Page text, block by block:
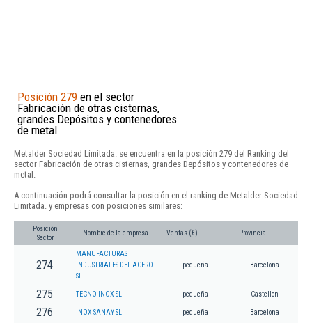
Posición 279 en el sector
Fabricación de otras cisternas,
grandes Depósitos y contenedores
de metal
Metalder Sociedad Limitada. se encuentra en la posición 279 del Ranking del
sector Fabricación de otras cisternas, grandes Depósitos y contenedores de
metal.
A continuación podrá consultar la posición en el ranking de Metalder Sociedad
Limitada. y empresas con posiciones similares:
Posición
Sector
Nombre de la empresa Ventas (€) Provincia
274
MANUFACTURAS
INDUSTRIALES DEL ACERO
SL
pequeña Barcelona
275 TECNO-INOX SL pequeña Castellon
276 INOX SANAY SL pequeña Barcelona